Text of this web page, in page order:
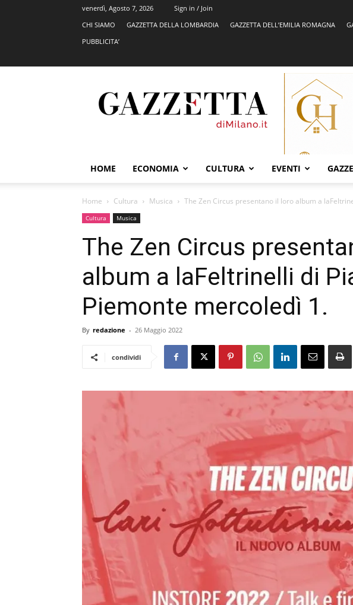
venerdì, Agosto 7, 2026
Sign in / Join
CHI SIAMO
GAZZETTA DELLA LOMBARDIA GAZZETTA DELL’EMILIA ROMAGNA
PUBBLICITA’
HOME ECONOMIA CULTURA EVENTI
Home Cultura Musica The Zen Circus presentano il loro album a
Cultura Musica
The Zen Circus
album a laFeltrinelli di
Piemonte mercoledì 1.
By redazione - 26 Maggio 2022
condividi